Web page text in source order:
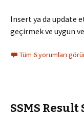
Insert ya da update
geçirmek ve uygun
Tüm 6 yorumları
SSMS